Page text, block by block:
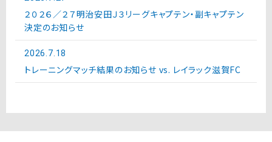
２０２６／２７明治安田Ｊ３リーグキャプテン・副キャプテン
決定のお知らせ
2026.7.18
トレーニングマッチ結果のお知らせ vs. レイラック滋賀FC